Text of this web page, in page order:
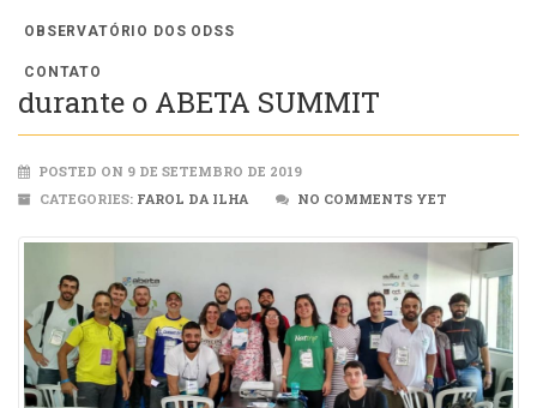
OBSERVATÓRIO DOS ODSS
CONTATO
Economia da Bicicleta foi debatida
durante o ABETA SUMMIT
POSTED ON 9 DE SETEMBRO DE 2019
CATEGORIES: FAROL DA ILHA NO COMMENTS YET